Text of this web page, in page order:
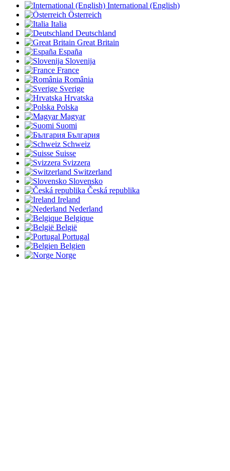
International (English)
Österreich
Italia
Deutschland
Great Britain
España
Slovenija
France
România
Sverige
Hrvatska
Polska
Magyar
Suomi
България
Schweiz
Suisse
Svizzera
Switzerland
Slovensko
Česká republika
Ireland
Nederland
Belgique
België
Portugal
Belgien
Norge